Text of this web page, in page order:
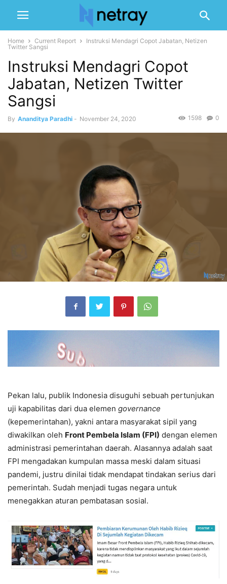
Home Current Report
Instruksi Mendagri Copot Jabatan, Netizen
Twitter Sangsi
Instruksi Mendagri Copot
Jabatan, Netizen Twitter
Sangsi
By Ananditya Paradhi - November 24, 2020 0
1598
Pekan lalu, publik Indonesia disuguhi sebuah pertunjukan
uji kapabilitas dari dua elemen governance
(kepemerintahan), yakni antara masyarakat sipil yang
diwakilkan oleh Front Pembela Islam (FPI) dengan elemen
administrasi pemerintahan daerah. Alasannya adalah saat
FPI mengadakan kumpulan massa meski dalam situasi
pandemi, justru dinilai tidak mendapat tindakan serius dari
pemerintah. Sudah menjadi tugas negara untuk
menegakkan aturan pembatasan sosial.